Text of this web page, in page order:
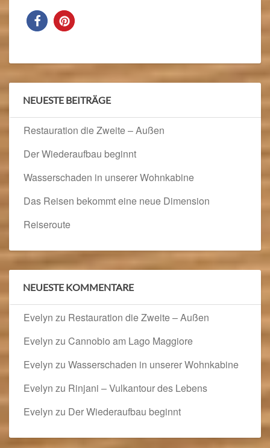
NEUESTE BEITRÄGE
Restauration die Zweite – Außen
Der Wiederaufbau beginnt
Wasserschaden in unserer Wohnkabine
Das Reisen bekommt eine neue Dimension
Reiseroute
NEUESTE KOMMENTARE
Evelyn zu Restauration die Zweite – Außen
Evelyn zu Cannobio am Lago Maggiore
Evelyn zu Wasserschaden in unserer Wohnkabine
Evelyn zu Rinjani – Vulkantour des Lebens
Evelyn zu Der Wiederaufbau beginnt